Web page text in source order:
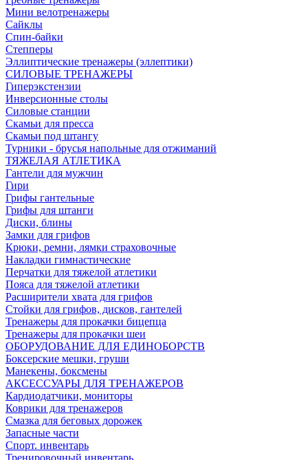
Мини велотренажеры
Сайклы
Спин-байки
Степперы
Эллиптические тренажеры (эллептики)
СИЛОВЫЕ ТРЕНАЖЕРЫ
Гиперэкстензии
Инверсионные столы
Силовые станции
Скамьи для пресса
Скамьи под штангу
Турники - брусья напольные для отжиманий
ТЯЖЕЛАЯ АТЛЕТИКА
Гантели для мужчин
Гири
Грифы гантельные
Грифы для штанги
Диски, блины
Замки для грифов
Крюки, ремни, лямки страховочные
Накладки гимнастические
Перчатки для тяжелой атлетики
Пояса для тяжелой атлетики
Расширители хвата для грифов
Стойки для грифов, дисков, гантелей
Тренажеры для прокачки бицепца
Тренажеры для прокачки шеи
ОБОРУДОВАНИЕ ДЛЯ ЕДИНОБОРСТВ
Боксерские мешки, груши
Манекены, боксмены
АКСЕССУАРЫ ДЛЯ ТРЕНАЖЕРОВ
Кардиодатчики, мониторы
Коврики для тренажеров
Смазка для беговых дорожек
Запасные части
Спорт. инвентарь
Тренировочный инвентарь